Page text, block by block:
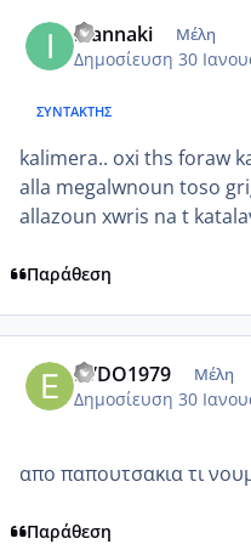
ioannaki Μέλη
Δημοσίευση 30
ΣΥΝΤΆΚΤΗΣ
kalimera.. oxi ths foraw
alla megalwnoun toso
allazoun xwris na t
Παράθεση
EVDO1979 Μέλη
Δημοσίευση 30
απο παπουτσακια τι
Παράθεση